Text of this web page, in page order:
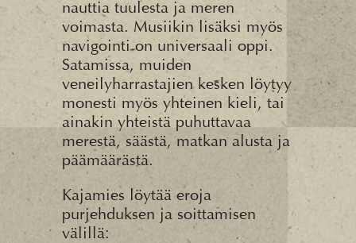
nauttia tuulesta ja meren
voimasta. Musiikin lisäksi myös
navigointi on universaali oppi.
Satamissa, muiden
veneilyharrastajien kesken löytyy
monesti myös yhteinen kieli, tai
ainakin yhteistä puhuttavaa
merestä, säästä, matkan alusta ja
päämäärästä.
Kajamies löytää eroja
purjehduksen ja soittamisen
välillä: